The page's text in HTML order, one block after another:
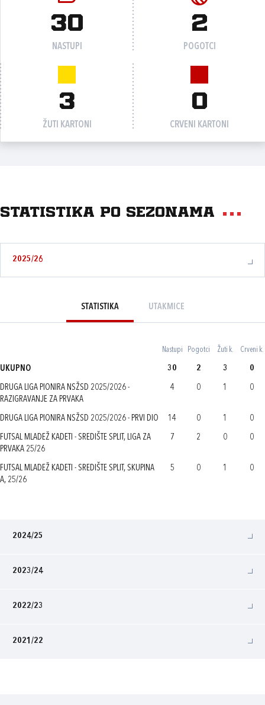
30
NASTUPI
2
POGOTCI
3
ŽUTI KARTONI
0
CRVENI KARTONI
Statistika po sezonama
2025/26
STATISTIKA UTAKMICE
Nastupi Pogotci Žuti k. Crveni k.
UKUPNO 30 2 3 0
DRUGA LIGA PIONIRA NSŽSD 2025/2026 -
RAZIGRAVANJE ZA PRVAKA
4 0 1 0
DRUGA LIGA PIONIRA NSŽSD 2025/2026 - PRVI DIO 14 0 1 0
FUTSAL MLADEŽ KADETI - SREDIŠTE SPLIT, LIGA ZA
PRVAKA 25/26
7 2 0 0
FUTSAL MLADEŽ KADETI - SREDIŠTE SPLIT, SKUPINA
A, 25/26
5 0 1 0
2024/25
2023/24
2022/23
2021/22